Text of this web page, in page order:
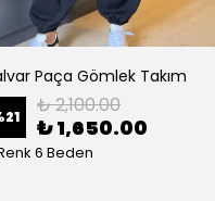
Paça Gömlek Takım
21 ₺ 2,100.00
₺ 1,650.00
6 Beden